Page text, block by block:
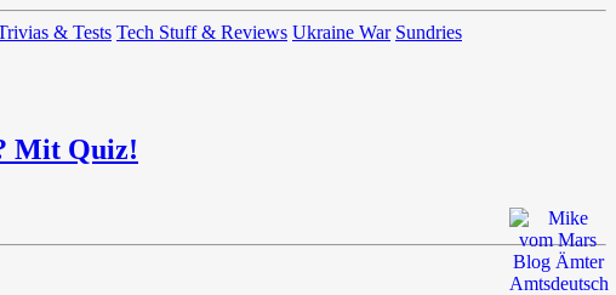
& Tests Tech Stuff & Reviews Ukraine War Sundries
Mit Quiz!